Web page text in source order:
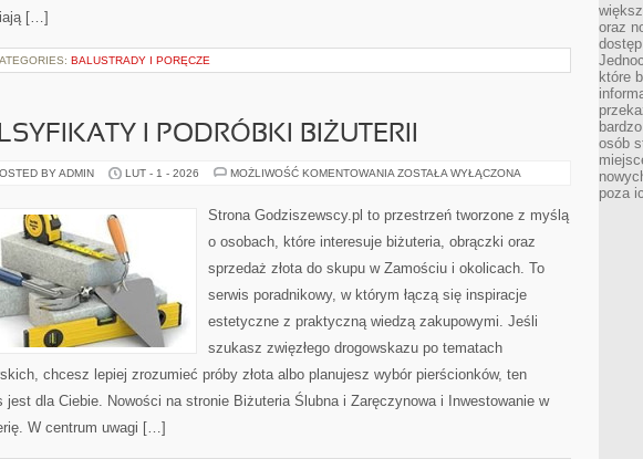
[…]
BALUSTRADY I PORĘCZE
I PODRÓBKI BIŻUTERII
BY ADMIN LUT - 1 - 2026 MOŻLIWOŚĆ KOMENTOWANIA FALSYFIKATY
BIŻUTERII
ZOSTAŁA WYŁĄCZONA
Strona Godziszewscy.pl to przestrzeń tworzone z myślą
o osobach, które interesuje biżuteria, obrączki oraz
sprzedaż złota do skupu w Zamościu i okolicach. To
serwis poradnikowy, w którym łączą się inspiracje
estetyczne z praktyczną wiedzą zakupowymi. Jeśli
szukasz zwięzłego drogowskazu po tematach
chcesz lepiej zrozumieć próby złota albo planujesz wybór pierścionków, ten
jest dla Ciebie. Nowości na stronie Biżuteria Ślubna i Zaręczynowa i Inwestowanie w
W centrum uwagi […]
oraz
które
osób
poza